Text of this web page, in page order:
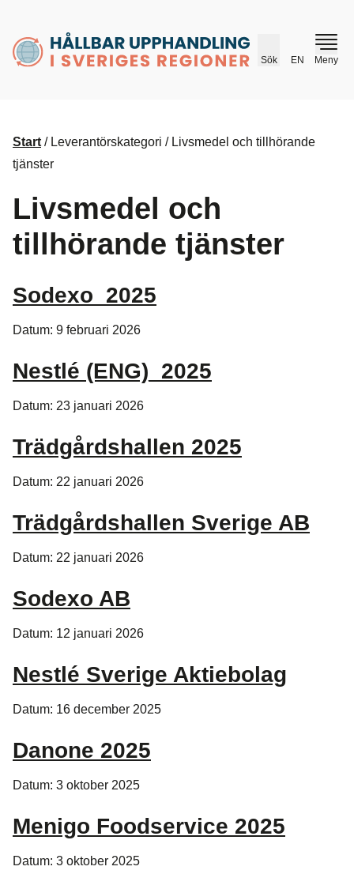
husr.se
Sök EN Meny
Start / Leverantörskategori / Livsmedel och tillhörande
tjänster
Livsmedel och
tillhörande tjänster
Sodexo_2025
Datum: 9 februari 2026
Nestlé (ENG)_2025
Datum: 23 januari 2026
Trädgårdshallen 2025
Datum: 22 januari 2026
Trädgårdshallen Sverige AB
Datum: 22 januari 2026
Sodexo AB
Datum: 12 januari 2026
Nestlé Sverige Aktiebolag
Datum: 16 december 2025
Danone 2025
Datum: 3 oktober 2025
Menigo Foodservice 2025
Datum: 3 oktober 2025